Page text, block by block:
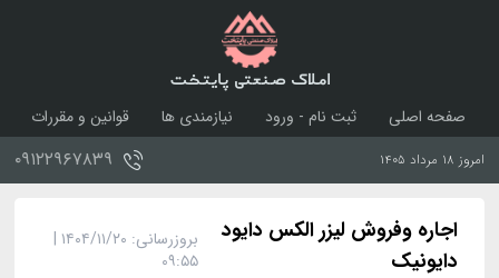
املاک صنعتی پایتخت
صفحه اصلی ثبت نام - ورود نیازمندی ها
قوانین و مقررات
امروز ۱۸ مرداد ۱۴۰۵ ۰۹۱۲۲۹۶۷۸۳۹
اجاره وفروش لیزر الکس دایود
دایونیک
بروزرسانی: ۱۴۰۴/۱۱/۲۰ |
۰۹:۵۵